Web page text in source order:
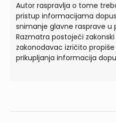
Autor raspravlja o tome
pristup informacijama
snimanje glavne rasprave u
Razmatra postojeći
zakonodavac izričito
prikupljanja informacija